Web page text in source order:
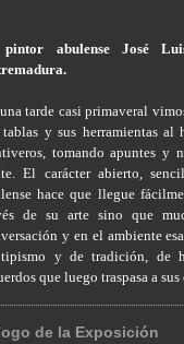
abulense José
tarde casi primaveral
tablas y sus herramientas al
tomando apuntes y
El carácter abierto,
hace que llegue
de su arte sino que
y en el ambiente
y de tradición, de
que luego traspasa a sus
de la Exposición